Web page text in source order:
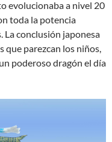
evolucionaba a nivel 20
toda la potencia
La conclusión japonesa
que parezcan los niños,
poderoso dragón el día